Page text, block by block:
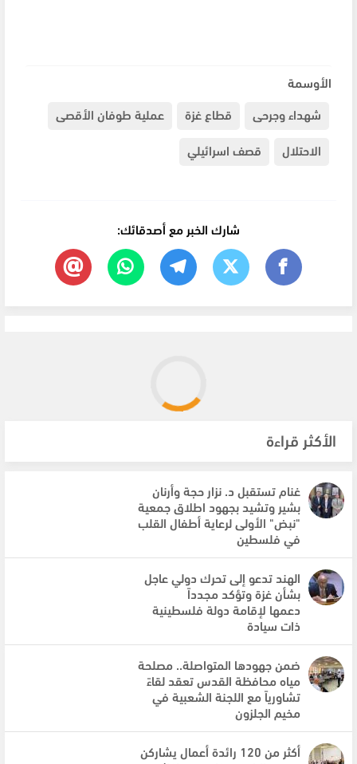
الأوسمة
شهداء وجرحى
قطاع غزة
عملية طوفان الأقصى
الاحتلال
قصف اسرائيلي
شارك الخبر مع أصدقائك:
الأكثر قراءة
غنام تستقبل د. نزار حجة وأرنان
بشير وتشيد بجهود اطلاق جمعية
"نبض" الأولى لرعاية أطفال القلب
في فلسطين
الهند تدعو إلى تحرك دولي عاجل
بشأن غزة وتؤكد مجدداً
دعمها لإقامة دولة فلسطينية
ذات سيادة
ضمن جهودها المتواصلة.. مصلحة
مياه محافظة القدس تعقد لقاءً
تشاورياً مع اللجنة الشعبية في
مخيم الجلزون
أكثر من 120 رائدة أعمال يشاركن